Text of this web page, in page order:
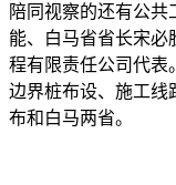
陪同视察的还有公
能、白马省省长宋必
程有限责任公司代表
边界桩布设、施工线
布和白马两省。